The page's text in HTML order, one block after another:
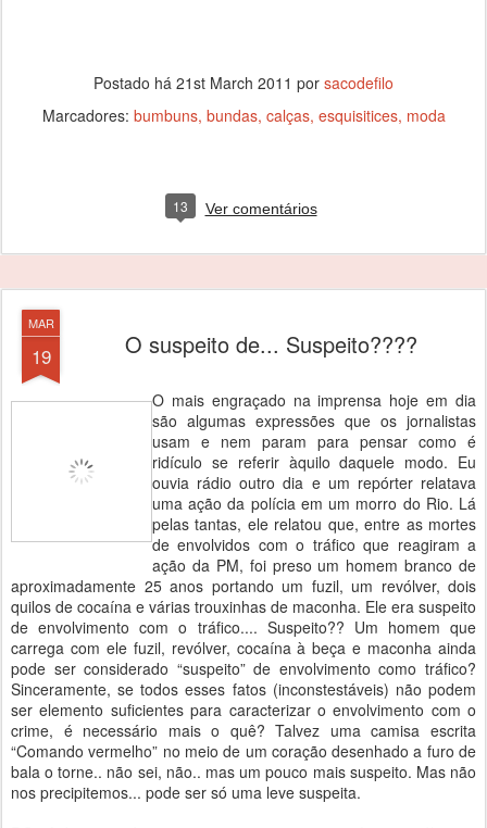
Postado há 21st March 2011 por sacodefilo
Marcadores: bumbuns bundas calças esquisitices moda
13 Ver comentários
MAR
19 O suspeito de... Suspeito????
O mais engraçado na imprensa hoje em dia
são algumas expressões que os jornalistas
usam e nem param para pensar como é
ridículo se referir àquilo daquele modo. Eu
ouvia rádio outro dia e um repórter relatava
uma ação da polícia em um morro do Rio. Lá
pelas tantas, ele relatou que, entre as mortes
de envolvidos com o tráfico que reagiram a
ação da PM, foi preso um homem branco de
aproximadamente 25 anos portando um fuzil, um revólver, dois
quilos de cocaína e várias trouxinhas de maconha. Ele era suspeito
de envolvimento com o tráfico.... Suspeito?? Um homem que
carrega com ele fuzil, revólver, cocaína à beça e maconha ainda
pode ser considerado “suspeito” de envolvimento como tráfico?
Sinceramente, se todos esses fatos (inconstestáveis) não podem
ser elemento suficientes para caracterizar o envolvimento com o
crime, é necessário mais o quê? Talvez uma camisa escrita
“Comando vermelho” no meio de um coração desenhado a furo de
bala o torne.. não sei, não.. mas um pouco mais suspeito. Mas não
nos precipitemos... pode ser só uma leve suspeita.